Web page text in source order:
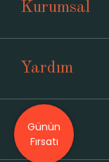
Kurumsal
Yardım
Üyelik
Günün
Fırsatı